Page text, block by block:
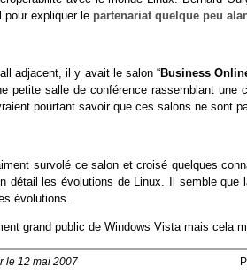
pour expliquer le partenariat quelque peu
adjacent, il y avait le salon “Business
petite salle de conférence rassemblant
pourtant savoir que ces salons ne sont
survolé ce salon et croisé quelques
détail les évolutions de Linux. Il semble
évolutions.
grand public de Windows Vista mais cela
le 12 mai 2007